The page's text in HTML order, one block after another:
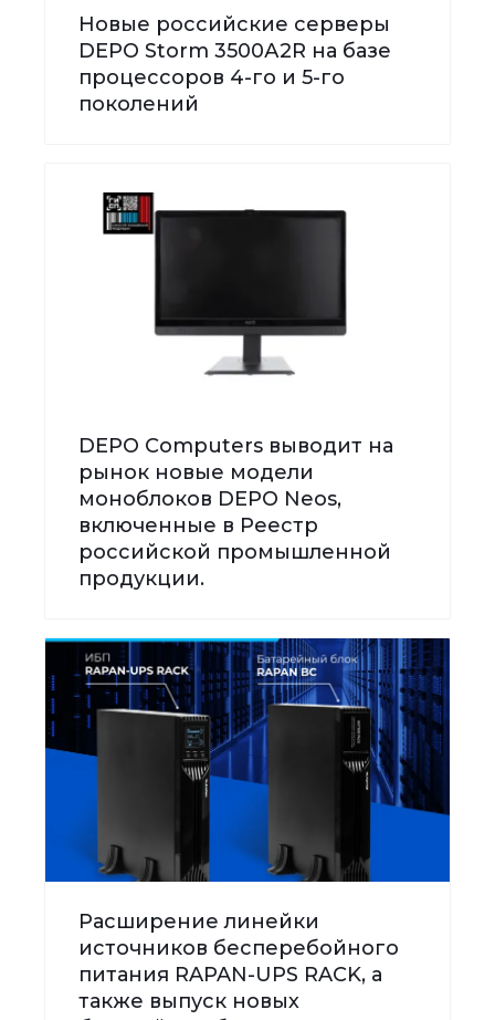
Новые российские серверы
DEPO Storm 3500А2R на базе
процессоров 4-го и 5-го
поколений
DEPO Computers выводит на
рынок новые модели
моноблоков DEPO Neos,
включенные в Реестр
российской промышленной
продукции.
Расширение линейки
источников бесперебойного
питания RAPAN-UPS RACK, а
также выпуск новых